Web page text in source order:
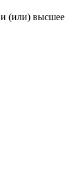
(или) высшее